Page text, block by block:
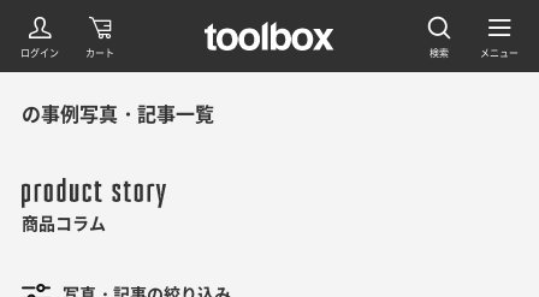
の事例写真・記事一覧
商品コラム